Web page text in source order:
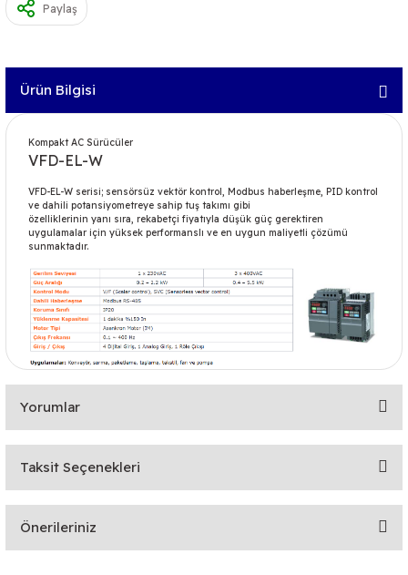
Paylaş
Ürün Bilgisi
Kompakt AC Sürücüler
VFD-EL-W
VFD-EL-W serisi; sensörsüz vektör kontrol, Modbus haberleşme, PID kontrol
ve dahili potansiyometreye sahip tuş takımı gibi
özelliklerinin yanı sıra, rekabetçi fiyatıyla düşük güç gerektiren
uygulamalar için yüksek performanslı ve en uygun maliyetli çözümü
sunmaktadır.
Yorumlar
Bu ürüne ilk yorumu siz yapın!
Taksit Seçenekleri
Önerileriniz